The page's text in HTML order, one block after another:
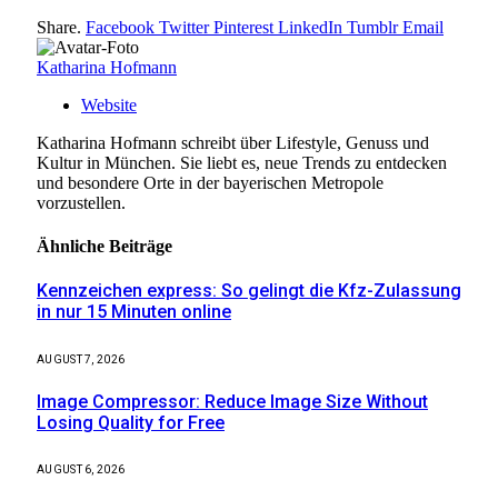
Share. Facebook Twitter Pinterest LinkedIn Tumblr Email
Katharina Hofmann
Website
Katharina Hofmann schreibt über Lifestyle, Genuss und
Kultur in München. Sie liebt es, neue Trends zu entdecken
und besondere Orte in der bayerischen Metropole
vorzustellen.
Ähnliche Beiträge
Kennzeichen express: So gelingt die Kfz-Zulassung
in nur 15 Minuten online
AUGUST 7, 2026
Image Compressor: Reduce Image Size Without
Losing Quality for Free
AUGUST 6, 2026